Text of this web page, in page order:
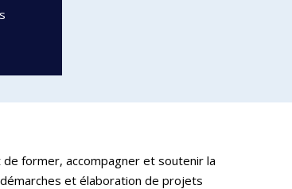
former, accompagner et soutenir la
et élaboration de projets